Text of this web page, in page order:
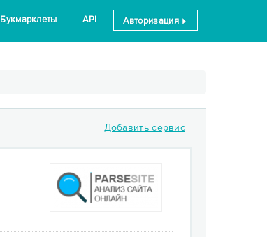
Букмарклеты API Авторизация
Добавить сервис